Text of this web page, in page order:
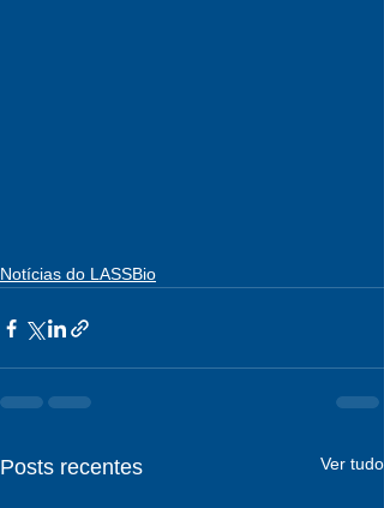
Notícias do LASSBio
Posts recentes Ver tudo